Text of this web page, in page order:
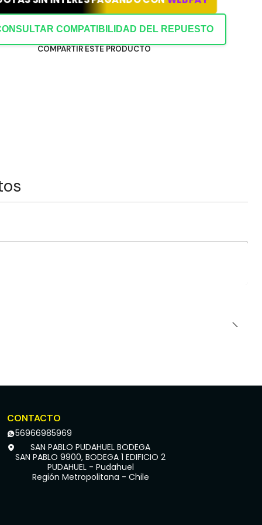
COMPATIBILIDAD DEL REPUESTO
COMPARTIR ESTE PRODUCTO
CONTACTO
56966985969
SAN PABLO PUDAHUEL BODEGA
SAN PABLO 9900, BODEGA 1 EDIFICIO 2
PUDAHUEL - Pudahuel
Región Metropolitana - Chile